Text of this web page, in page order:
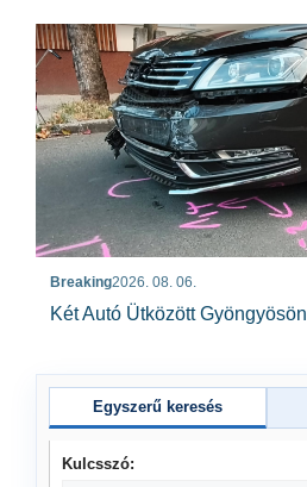
Breaking2026. 08. 06.
Két Autó Ütközött Gyöngyösön
Egyszerű keresés
Kulcsszó: